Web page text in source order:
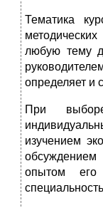
Тематика
любую тему
определяет и
При
изучением
обсуждением
опытом его